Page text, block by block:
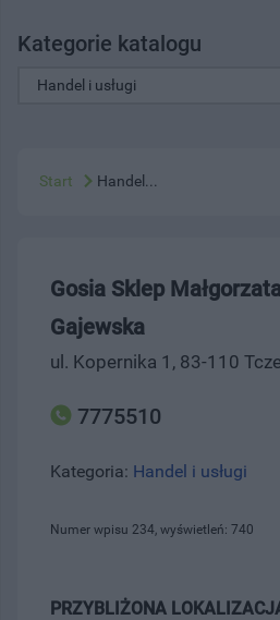
Kategorie katalogu
Start Handel...
Gosia Sklep
Gajewska
ul. Kopernika 1, 83-110
7775510
Kategoria: Handel i usługi
Numer wpisu 234, wyświetleń: 740
PRZYBLIŻONA